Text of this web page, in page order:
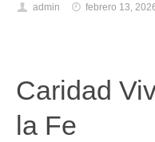
admin febrero 13,
Caridad
la Fe